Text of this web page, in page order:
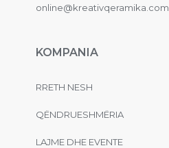
online@kreativqeramika.com
KOMPANIA
RRETH NESH
QËNDRUESHMËRIA
LAJME DHE EVENTE